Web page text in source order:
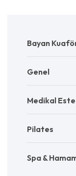
Bayan
Genel
Medikal
Pilates
Spa &